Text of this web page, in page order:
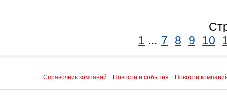
1 ... 7 8 9 10
Справочник компаний Новости и события Новости